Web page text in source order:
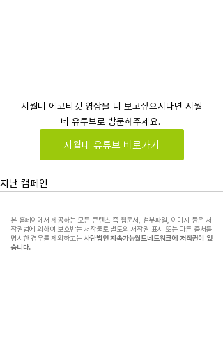
지월네 에코티켓 영상을 더 보고싶으시다면 지월
네 유투브로 방문해주세요.
지월네 유튜브 바로가기
지난 캠페인
본 홈페이에서 제공하는 모든 콘텐츠 즉 웹문서, 첨부파일, 이미지 등은 저
작권법에 의하여 보호받는 저작물로 별도의 저작권 표시 또는 다른 출처를
명시한 경우를 제외하고는 사단법인 지속가능월드네트워크에 저작권이 있
습니다.